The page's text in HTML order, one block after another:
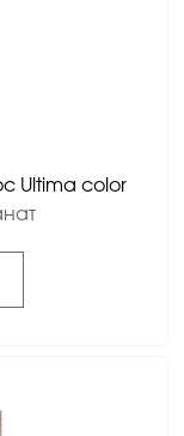
Ultima color